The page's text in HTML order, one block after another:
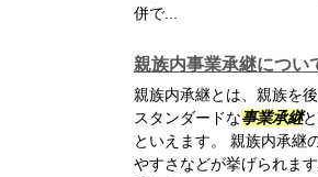
併で...
親族内事業承継につい
親族内承継とは、親族を
スタンダードな事業承継
といえます。 親族内承継
やすさなどが挙げられま